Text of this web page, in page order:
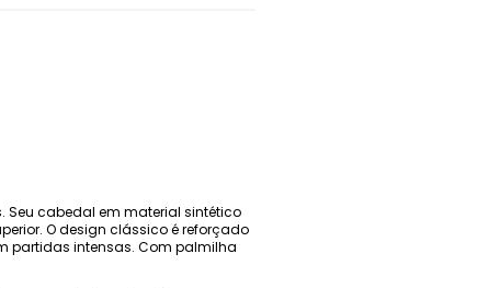
Seu cabedal em material sintético
O design clássico é reforçado
partidas intensas. Com palmilha